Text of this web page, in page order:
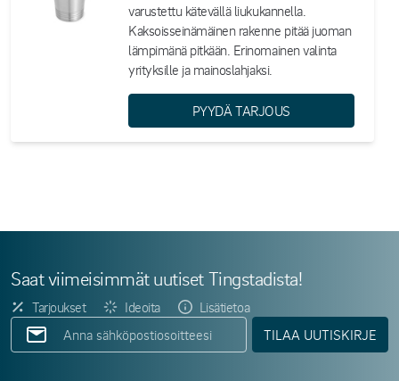
varustettu kätevällä liukukannella.
Kaksoisseinämäinen rakenne pitää juoman
lämpimänä pitkään. Erinomainen valinta
yrityksille ja mainoslahjaksi.
PYYDÄ TARJOUS
Saat viimeisimmät uutiset Tingstadista!
Tarjoukset Ideoita
Lisätietoa
TILAA UUTISKIRJE